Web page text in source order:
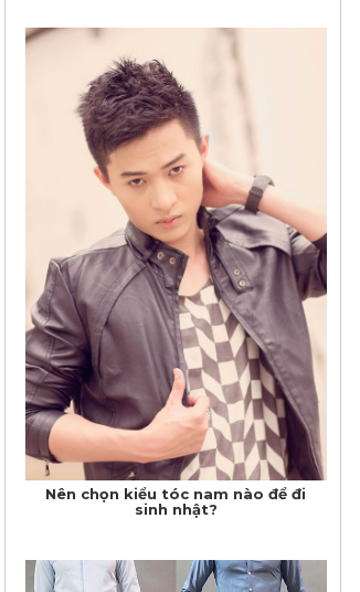
Nên chọn kiểu tóc nam nào để đi
sinh nhật?